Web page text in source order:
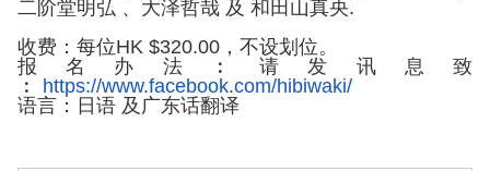
二阶堂明弘 、大泽哲哉 及 和田山真央.
收费：每位HK $320.00，不设划位。
报名办法︰请发讯息致
︰ https://www.facebook.com/hibiwaki/
语言：日语 及广东话翻译